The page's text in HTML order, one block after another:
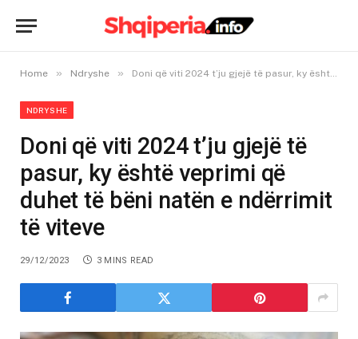
Home » Ndryshe » Doni që viti 2024 t’ju gjejë të pasur, ky është veprimi që duhet të bëni natën e ndërrimit të viteve
NDRYSHE
Doni që viti 2024 t’ju gjejë të
pasur, ky është veprimi që
duhet të bëni natën e ndërrimit
të viteve
29/12/2023 3 MINS READ